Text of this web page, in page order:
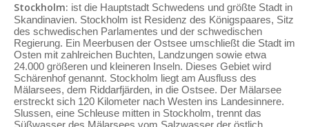
Stockholm: ist die Hauptstadt Schwedens und größte Stadt in
Skandinavien. Stockholm ist Residenz des Königspaares, Sitz
des schwedischen Parlamentes und der schwedischen
Regierung. Ein Meerbusen der Ostsee umschließt die Stadt im
Osten mit zahlreichen Buchten, Landzungen sowie etwa
24.000 größeren und kleineren Inseln. Dieses Gebiet wird
Schärenhof genannt. Stockholm liegt am Ausfluss des
Mälarsees, dem Riddarfjärden, in die Ostsee. Der Mälarsee
erstreckt sich 120 Kilometer nach Westen ins Landesinnere.
Slussen, eine Schleuse mitten in Stockholm, trennt das
Süßwasser des Mälarsees vom Salzwasser der östlich